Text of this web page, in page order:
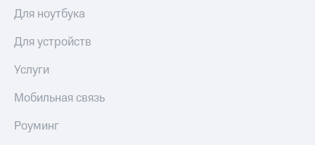
Для ноутбука
Для устройств
Услуги
Мобильная связь
Роуминг